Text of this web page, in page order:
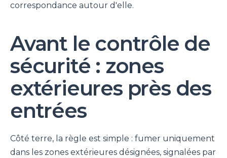
correspondance autour d'elle.
Avant le contrôle de
sécurité : zones
extérieures près des
entrées
Côté terre, la règle est simple : fumer uniquement
dans les zones extérieures désignées, signalées par